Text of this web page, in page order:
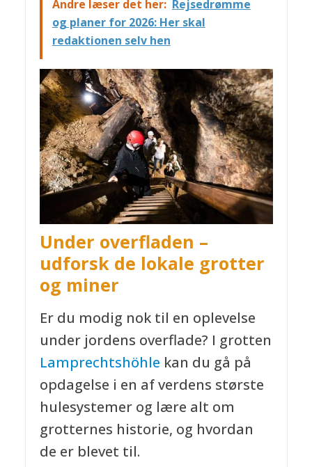
Andre læser det her: Rejsedrømme
og planer for 2026: Her skal
redaktionen selv hen
Under overfladen –
udforsk de lokale grotter
og miner
Er du modig nok til en oplevelse
under jordens overflade? I grotten
Lamprechtshöhle kan du gå på
opdagelse i en af verdens største
hulesystemer og lære alt om
grotternes historie, og hvordan
de er blevet til.